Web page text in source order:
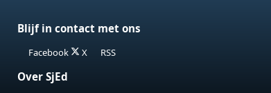
Blijf in contact met ons
Facebook X RSS
Over SjEd